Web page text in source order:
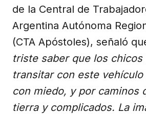
de la Central de
Argentina Autónoma
(CTA Apóstoles), señaló
triste saber que los chicos
transitar con este
con miedo, y por caminos
tierra y complicados. La